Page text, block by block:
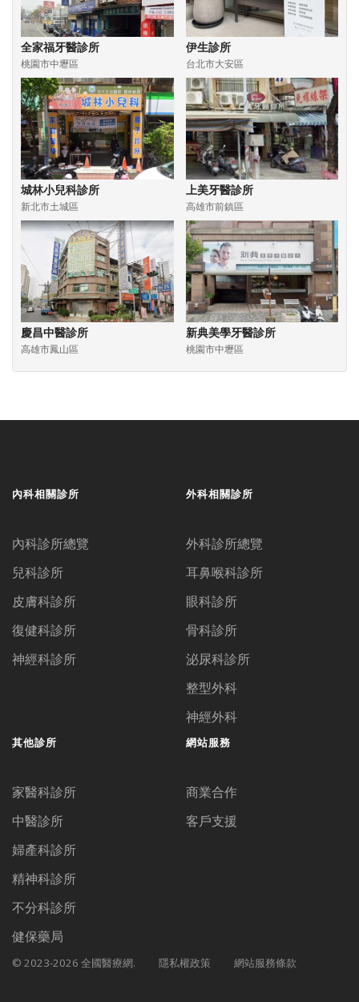
全家福牙醫診所
桃園市中壢區
伊生診所
台北市大安區
城林小兒科診所
新北市土城區
上美牙醫診所
高雄市前鎮區
慶昌中醫診所
高雄市鳳山區
新典美學牙醫診所
桃園市中壢區
內科相關診所
內科診所總覽
兒科診所
皮膚科診所
復健科診所
神經科診所
外科相關診所
外科診所總覽
耳鼻喉科診所
眼科診所
骨科診所
泌尿科診所
整型外科
神經外科
其他診所
家醫科診所
中醫診所
婦產科診所
精神科診所
不分科診所
健保藥局
網站服務
商業合作
客戶支援
© 2023-2026 全國醫療網. 隱私權政策 網站服務條款